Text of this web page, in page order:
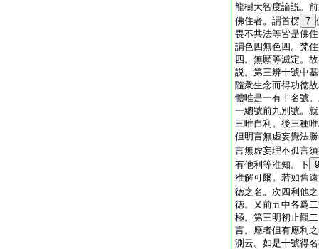
龍樹大智度論説。
佛住者。謂首楞 7
畏不共法等皆是佛
謂色四無色四。梵
四。無願等滅定。
説。第三辨十號中
隨衆生念而得功徳
體唯是一有十名號
一總號前九別號。
三唯自利。後三種
但明言無虚妄覺法
言無虚妄理不孤言
有他利等准知。下 9
准解可爾。若如舊
徳之名。次四利他
徳。又前五中各爲
極。第三明初止觀
言。應者但有應利
測云。如是十號得